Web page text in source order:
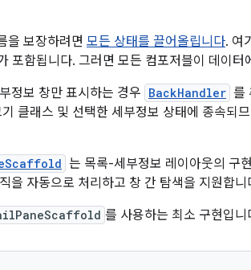
을 보장하려면 모든 상태를 끌어올립니다. 여
포함됩니다. 그러면 모든 컴포저블이 데이
정보 창만 표시하는 경우 BackHandler 를
클래스 및 선택한 세부정보 상태에 종속되
는 목록-세부정보 레이아웃의 구
을 자동으로 처리하고 창 간 탐색을 지원합니
를 사용하는 최소 구현입니